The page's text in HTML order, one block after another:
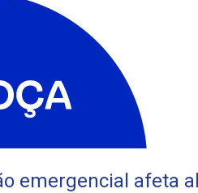
emergencial afeta